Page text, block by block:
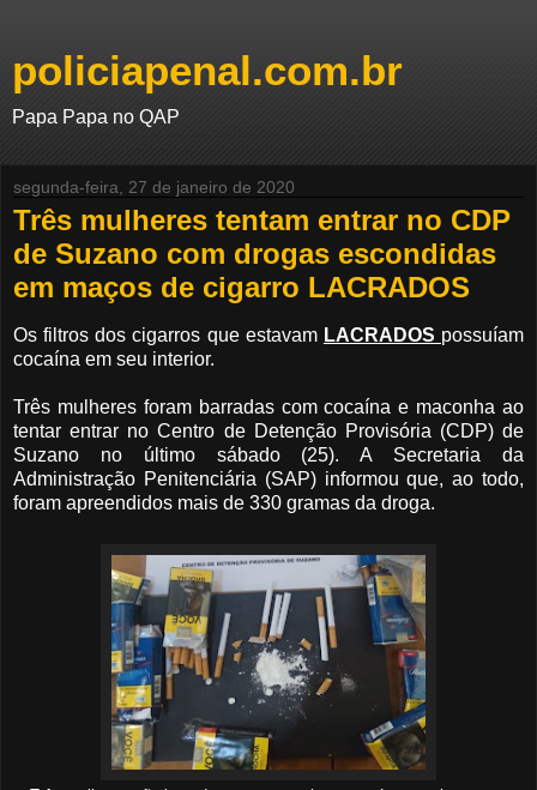
policiapenal.com.br
Papa Papa no QAP
segunda-feira, 27 de janeiro de 2020
Três mulheres tentam entrar no CDP
de Suzano com drogas escondidas
em maços de cigarro LACRADOS
Os filtros dos cigarros que estavam LACRADOS possuíam
cocaína em seu interior.
Três mulheres foram barradas com cocaína e maconha ao
tentar entrar no Centro de Detenção Provisória (CDP) de
Suzano no último sábado (25). A Secretaria da
Administração Penitenciária (SAP) informou que, ao todo,
foram apreendidos mais de 330 gramas da droga.